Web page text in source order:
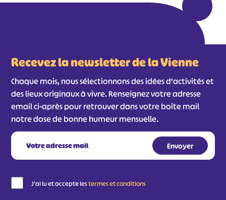
Recevez la newsletter de la Vienne
Chaque mois, nous sélectionnons des idées d'activités et
des lieux originaux à vivre. Renseignez votre adresse
email ci-après pour retrouver dans votre boîte mail
notre dose de bonne humeur mensuelle.
J'ai lu et accepte lestermes et conditions